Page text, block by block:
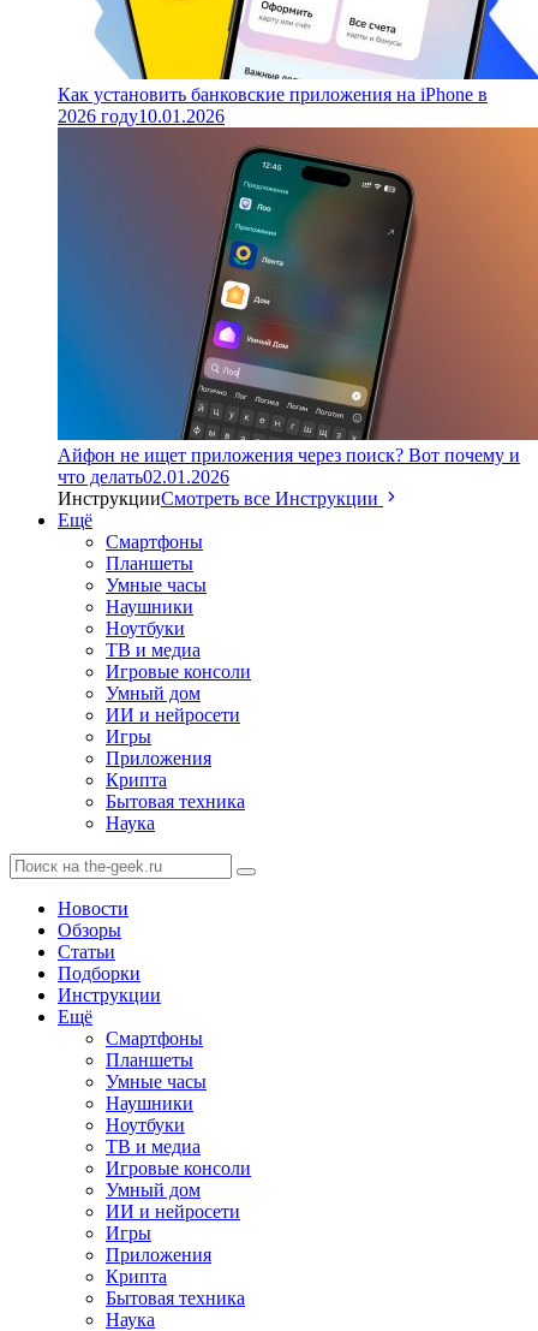
Как установить банковские приложения на iPhone в
2026 году10.01.2026
Айфон не ищет приложения через поиск? Вот почему и
что делать02.01.2026
ИнструкцииСмотреть все Инструкции
Ещё
Смартфоны
Планшеты
Умные часы
Наушники
Ноутбуки
ТВ и медиа
Игровые консоли
Умный дом
ИИ и нейросети
Игры
Приложения
Крипта
Бытовая техника
Наука
Новости
Обзоры
Статьи
Подборки
Инструкции
Ещё
Смартфоны
Планшеты
Умные часы
Наушники
Ноутбуки
ТВ и медиа
Игровые консоли
Умный дом
ИИ и нейросети
Игры
Приложения
Крипта
Бытовая техника
Наука